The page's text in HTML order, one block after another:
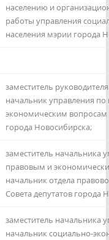
населению и
работы управления
населения мэрии города
заместитель
начальник управления
экономическим вопросам
города Новосибирска;
заместитель начальника
правовым и
начальник отдела
Совета депутатов города
заместитель начальника
начальник социально-